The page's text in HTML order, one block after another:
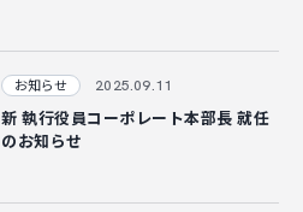
お知らせ 2025.09.11
新 執行役員コーポレート本部長 就任
のお知らせ